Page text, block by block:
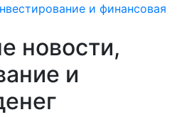
новости,
и